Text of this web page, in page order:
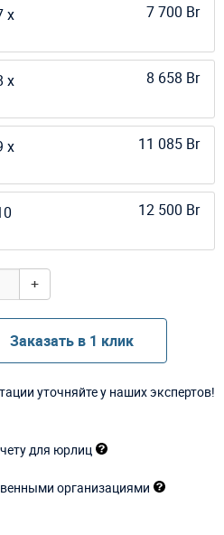
х
7 700 Br
х
8 658 Br
х
11 085 Br
12 500 Br
+
Заказать в 1 клик
уточняйте у наших экспертов!
для юрлиц
организациями